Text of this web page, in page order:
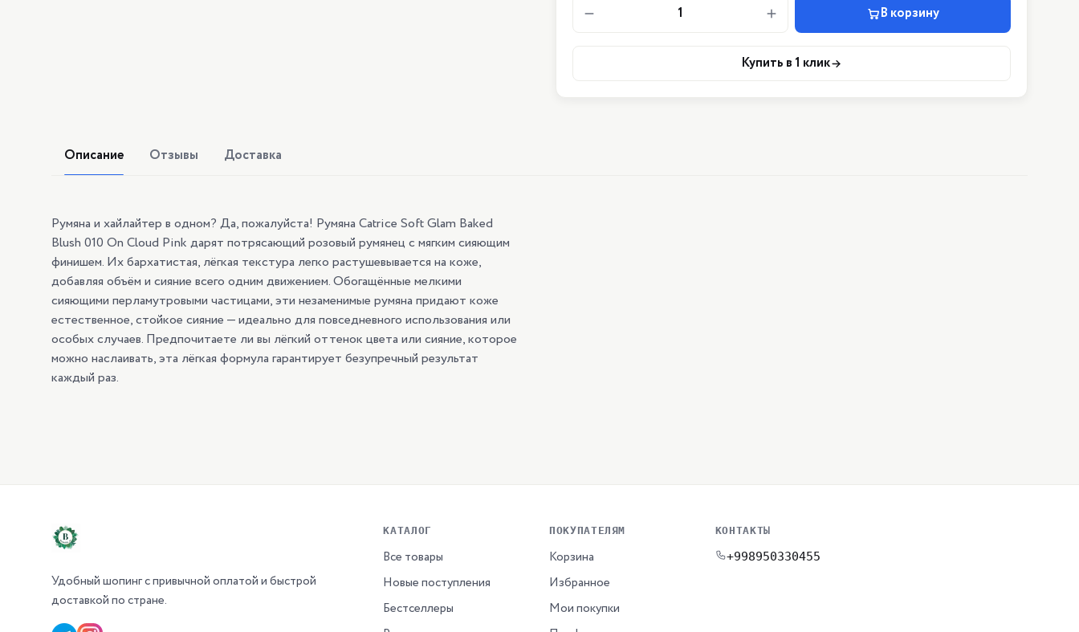
1 В корзину
Купить в 1 клик
Описание Отзывы Доставка
Румяна и хайлайтер в одном? Да, пожалуйста! Румяна Catrice Soft Glam Baked
Blush 010 On Cloud Pink дарят потрясающий розовый румянец с мягким сияющим
финишем. Их бархатистая, лёгкая текстура легко растушевывается на коже,
добавляя объём и сияние всего одним движением. Обогащённые мелкими
сияющими перламутровыми частицами, эти незаменимые румяна придают коже
естественное, стойкое сияние — идеально для повседневного использования или
особых случаев. Предпочитаете ли вы лёгкий оттенок цвета или сияние, которое
можно наслаивать, эта лёгкая формула гарантирует безупречный результат
каждый раз.
Удобный шопинг с привычной оплатой и быстрой
доставкой по стране.
КАТАЛОГ
Все товары
Новые поступления
Бестселлеры
ПОКУПАТЕЛЯМ
Корзина
Избранное
Мои покупки
КОНТАКТЫ
+998950330455